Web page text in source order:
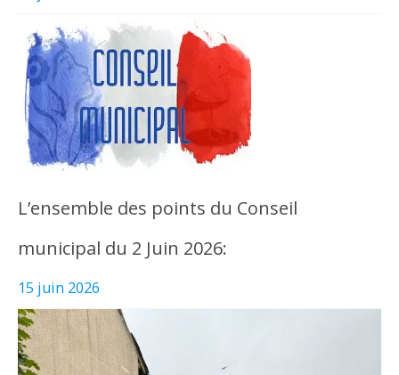
L’ensemble des points du Conseil
municipal du 2 Juin 2026:
15 juin 2026